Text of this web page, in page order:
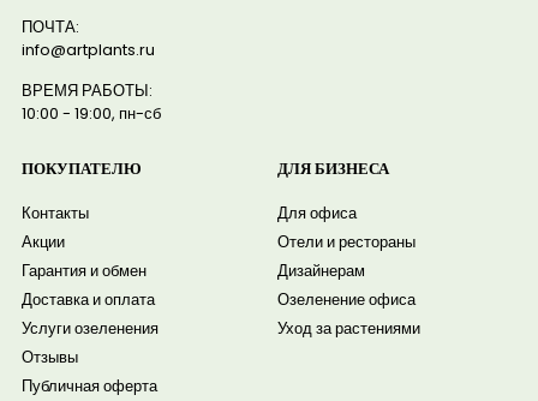
ПОЧТА:
info@artplants.ru
ВРЕМЯ РАБОТЫ:
10:00 - 19:00, пн-сб
ПОКУПАТЕЛЮ
Контакты
Акции
Гарантия и обмен
Доставка и оплата
Услуги озеленения
Отзывы
Публичная оферта
ДЛЯ БИЗНЕСА
Для офиса
Отели и рестораны
Дизайнерам
Озеленение офиса
Уход за растениями